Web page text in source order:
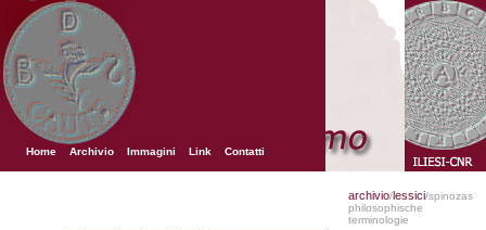
Home Archivio Immagini Link Contatti
archivio/lessici/spinozas
philosophische
terminologie